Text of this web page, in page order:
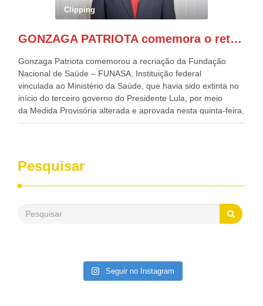
Governadora de Pernambuco, Raquel Lyra, os ministros da
Casa Civil, Rui Costa, e da Integração e do Desenvolvimento
de todo Nordeste que também ajudam a fomentar o
Clipping
GONZAGA PATRIOTA comemora o retorno da FUNASA
Gonzaga Patriota comemorou a recriação da Fundação
Nacional de Saúde – FUNASA, Instituição federal
vinculada ao Ministério da Saúde, que havia sido extinta no
início do terceiro governo do Presidente Lula, por meio
da Medida Provisória alterada e aprovada nesta quinta-feira,
pelo Congresso Nacional. Gonzaga Patriota disse hoje em
desenvolvimento dos seus municípios e, somente o ano
passado, essa Fundação distribuiu mais de três bilhões de
reais, com suas maravilhosas ações, dentre alas, mais de
saneamento básico, em pequenas comunidades rurais.
Patriota disse ainda que, mesmo sem mandato,
Pesquisar
Seguir no Instagram